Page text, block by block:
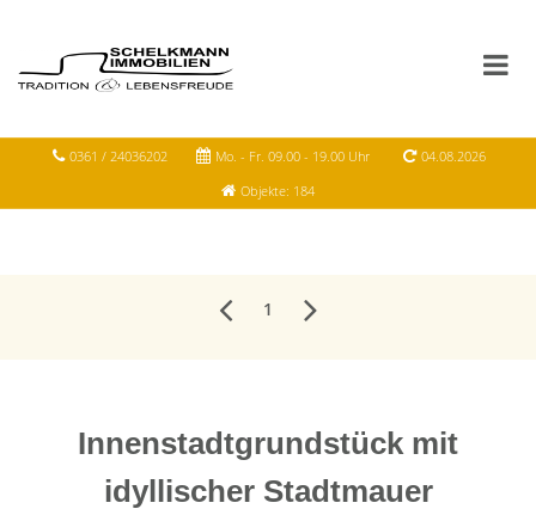
0361 / 24036202 Mo. - Fr. 09.00 - 19.00 Uhr
04.08.2026
Objekte: 184
1
Innenstadtgrundstück mit
idyllischer Stadtmauer